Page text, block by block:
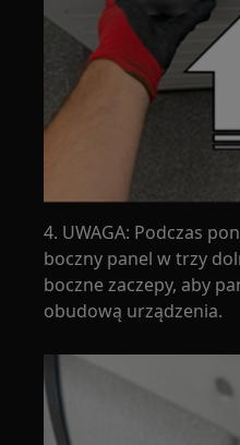
4. UWAGA: Podczas
boczny panel w trzy
boczne zaczepy, aby
obudową urządzenia.